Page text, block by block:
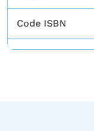
Code ISBN